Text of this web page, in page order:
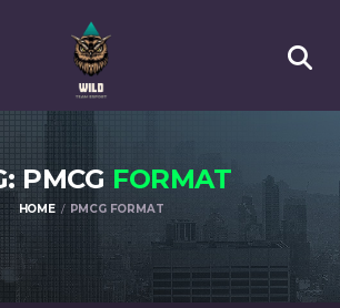
PMCG FORMAT
HOME PMCG FORMAT